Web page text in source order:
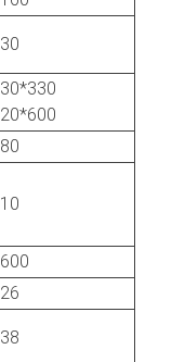
30
30*330
20*600
80
10
600
26
38